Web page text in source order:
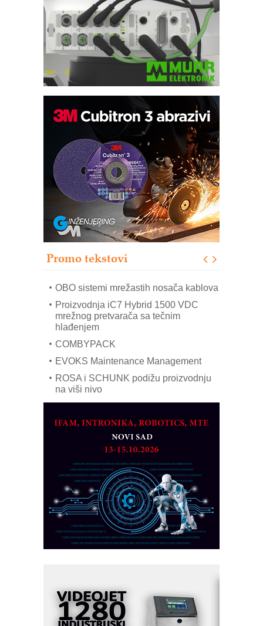
Promo tekstovi
Potpuna efikasnost bez složenih
sistema
Trajna oznaka kao dugoročna korist
Bezbednost na prvom mestu!
IB BLUMENAUER - više od 40 godina
poverenja u industriji
RMQ-TITAN ADVANCED INDICATOR
– Pametna signalizacija za efikasnije
upravljanje mašinama
Mitutoyo Crysta-Apex V PLUS: Nova
OBO sistemi mrežastih nosača kablova
Proizvodnja iC7 Hybrid 1500 VDC
mrežnog pretvarača sa tečnim
hlađenjem
COMBYPACK
EVOKS Maintenance Management
ROSA i SCHUNK podižu proizvodnju
na viši nivo
MAREX - Lim i mašine za savremena
Marcom-plast d.o.o.- vaš pouzdan
partner
CTO - Prilagodite svoju toplinsku
obradu!
Razvoj asortimanskog pravca MINI-
PLC AKYTEC
AUKOM: Svetski standard metrologije
dostupan u Srbiji
I.SAFE MOBILE revolucioniše
industrijsku automatizaciju
pionirskimmobile operator PANEL-OM